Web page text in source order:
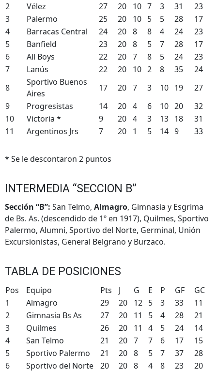
2
Vélez 27 20 10 7 3 31
23
3
Palermo 25 20 10 5 5 28
17
4
Barracas Central 24 20 8 8 4 24
23
5
Banfield 23 20 8 5 7 28
17
6
All Boys 22 20 7 8 5 24
23
7
Lanús 22 20 10 2 8 35
24
8
Sportivo Buenos
Aires
17 20 7 3 10 19
27
9
Progresistas 14 20 4 6 10 20
32
10
Victoria * 9 20 4 3 13 18
31
11
Argentinos Jrs 7 20 1 5 14 9 33
* Se le descontaron 2 puntos
INTERMEDIA “SECCION B”
Sección “B”: San Telmo, Almagro, Gimnasia y Esgrima
de Bs. As. (descendido de 1º en 1917), Quilmes, Sportivo
Palermo, Alumni, Sportivo del Norte, Germinal, Unión
Excursionistas, General Belgrano y Burzaco.
TABLA DE POSICIONES
Pos Equipo Pts J G E P GF
GC
1
Almagro 29 20 12 5 3 33
11
2
Gimnasia Bs As 27 20 11 5 4 28
21
3
Quilmes 26 20 11 4 5 24
14
4
San Telmo 21 20 7 7 6 17
15
5
Sportivo Palermo 21 20 8 5 7 37
28
6
Sportivo del Norte 20 20 8 4 8 23 20